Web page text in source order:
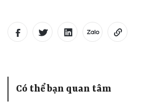
Có thể bạn quan tâm